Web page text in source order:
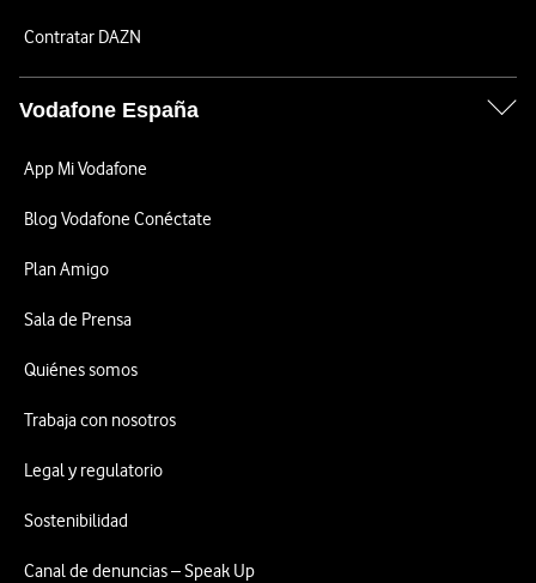
Contratar DAZN
Vodafone España
App Mi Vodafone
Blog Vodafone Conéctate
Plan Amigo
Sala de Prensa
Quiénes somos
Trabaja con nosotros
Legal y regulatorio
Sostenibilidad
Canal de denuncias – Speak Up